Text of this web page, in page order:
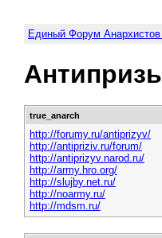
Единый Форум
true_anarch
http://forumy.ru/antiprizyv/
http://antipriziv.ru/forum/
http://antiprizyv.narod.ru/
http://army.hro.org/
http://slujby.net.ru/
http://noarmy.ru/
http://mdsm.ru/